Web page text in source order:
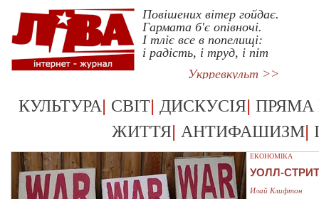
Повiшених вiтер гойдає.
Гармата б'є опiвночi.
I тлiє все в попелищi:
i радiсть, i труд, i пiт
Укрревкульт >>
КУЛЬТУРА| СВІТ| ДИСКУСІЯ| ПРЯМА
ЖИТТЯ| АНТИФАШИЗМ|
ЕКОНОМІКА
УОЛЛ-
Илай Клифтон